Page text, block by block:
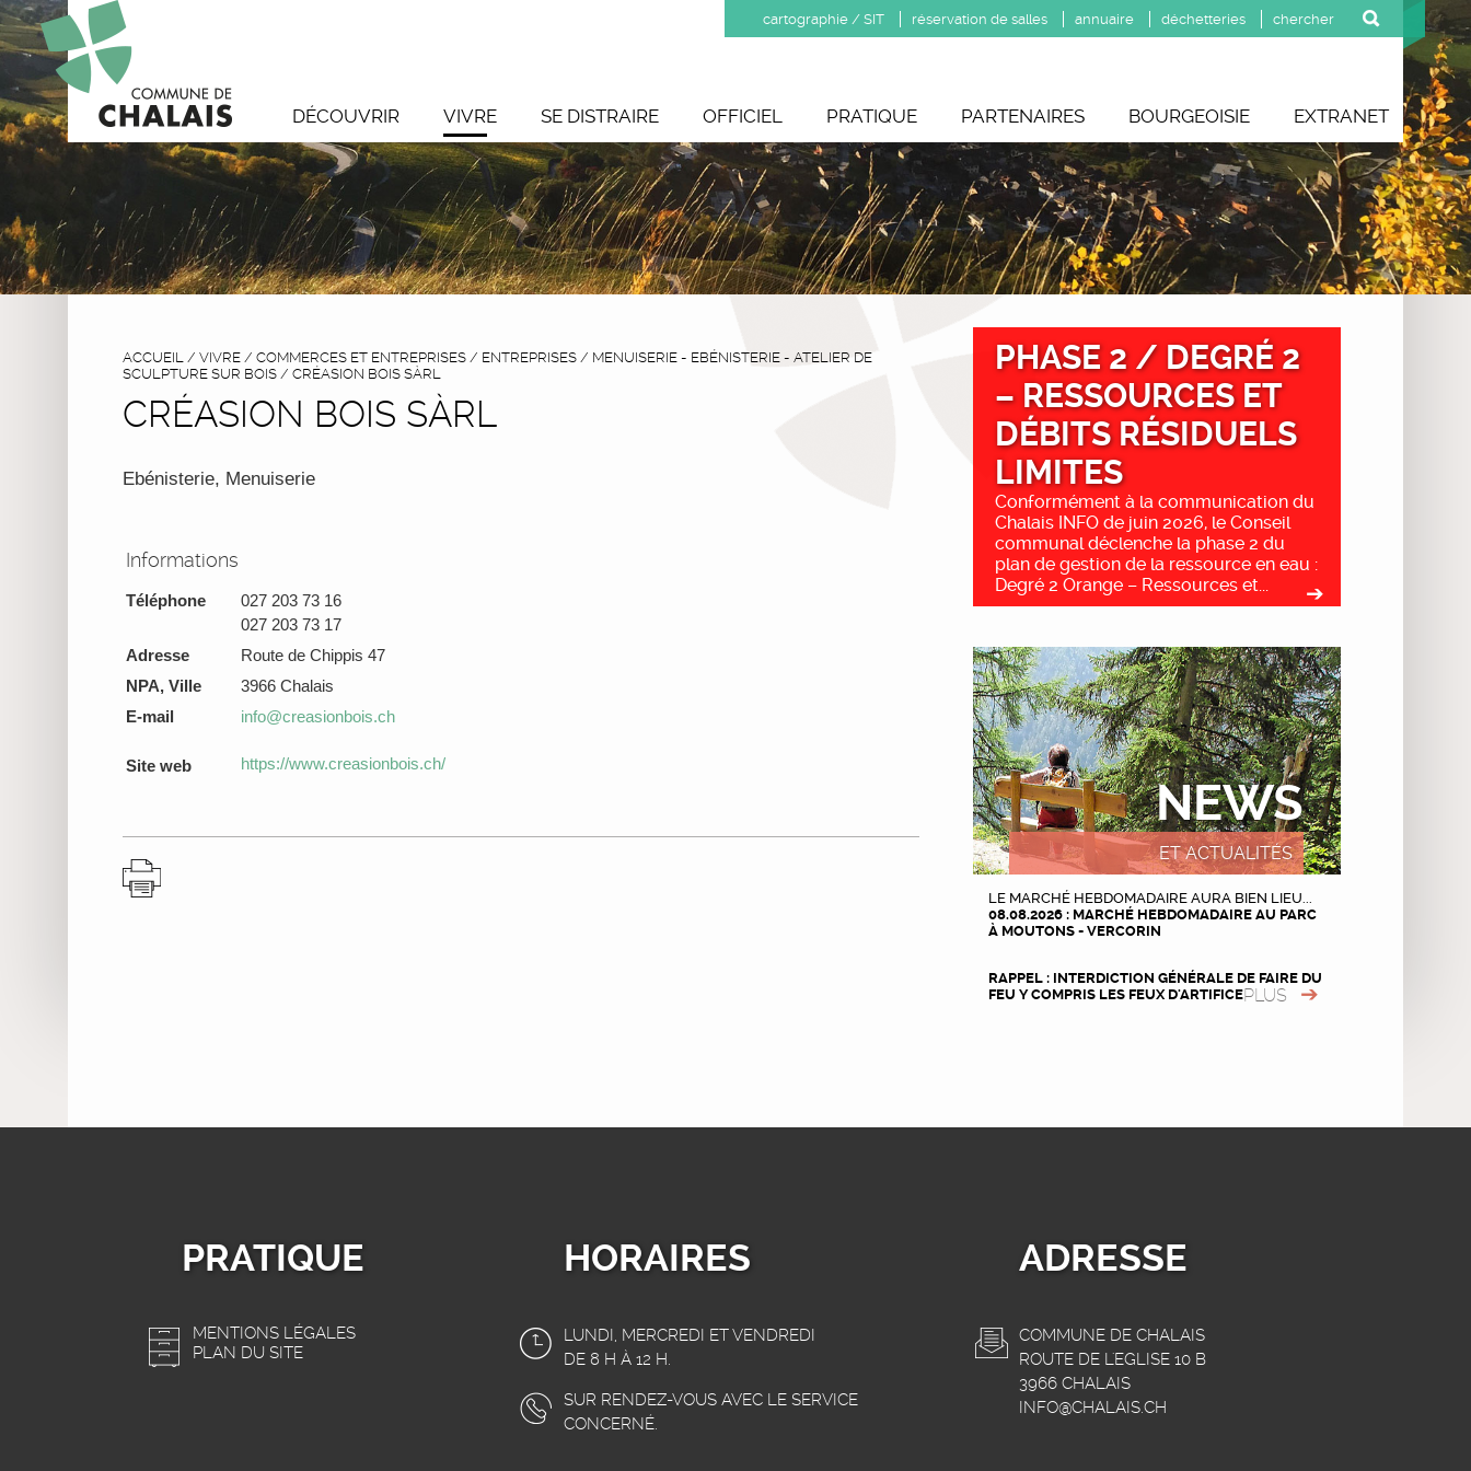
cartographie / SIT réservation de salles annuaire déchetteries
DÉCOUVRIR VIVRE SE DISTRAIRE OFFICIEL PRATIQUE PARTENAIRES BOURGEOISIE EXTRANET
ACCUEIL / VIVRE / COMMERCES ET ENTREPRISES / ENTREPRISES / MENUISERIE - EBÉNISTERIE - ATELIER DE
SCULPTURE SUR BOIS / CRÉASION BOIS SÀRL
CRÉASION BOIS SÀRL
Ebénisterie, Menuiserie
Informations
Téléphone
027 203 73 16
027 203 73 17
Adresse
Route de Chippis 47
NPA, Ville
3966 Chalais
E-mail
info@creasionbois.ch
Site web https://www.creasionbois.ch/
PHASE 2 / DEGRÉ 2
– RESSOURCES ET
DÉBITS RÉSIDUELS
LIMITES
Conformément à la communication du
Chalais INFO de juin 2026, le Conseil
communal déclenche la phase 2 du
plan de gestion de la ressource en eau :
Degré 2 Orange – Ressources et...
NEWS
ET ACTUALITÉS
LE MARCHÉ HEBDOMADAIRE AURA BIEN LIEU...
08.08.2026 : MARCHÉ HEBDOMADAIRE AU PARC
À MOUTONS - VERCORIN
RAPPEL : INTERDICTION GÉNÉRALE DE FAIRE DU
FEU Y COMPRIS LES FEUX D'ARTIFICEPLUS
PRATIQUE
MENTIONS LÉGALES
PLAN DU SITE
HORAIRES
LUNDI, MERCREDI ET VENDREDI
DE 8 H À 12 H.
SUR RENDEZ-VOUS AVEC LE SERVICE
CONCERNÉ.
ADRESSE
COMMUNE DE CHALAIS
ROUTE DE L'EGLISE 10 B
3966 CHALAIS
INFO@CHALAIS.CH